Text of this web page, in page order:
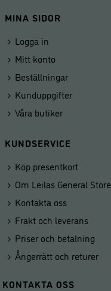
MINA SIDOR
Logga in
Mitt konto
Beställningar
Kunduppgifter
Våra butiker
KUNDSERVICE
Köp presentkort
Om Leilas General Store
Kontakta oss
Frakt och leverans
Priser och betalning
Ångerrätt och returer
KONTAKTA OSS